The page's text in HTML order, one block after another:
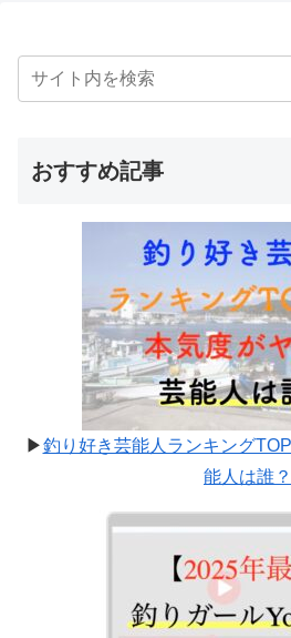
おすすめ記事
▶釣り好き芸能人ランキング
能人は誰？